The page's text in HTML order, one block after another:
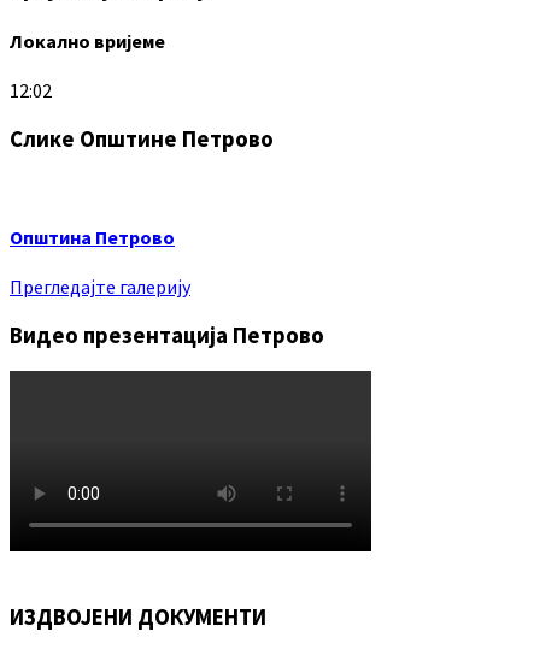
Локално вријеме
12:02
Слике Општине Петрово
Општина Петрово
Прегледајте галерију
Видео презентација Петрово
ИЗДВОЈЕНИ ДОКУМЕНТИ